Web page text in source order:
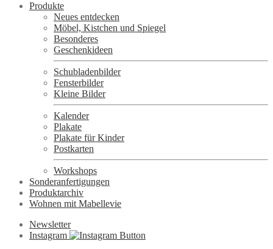
Produkte
Neues entdecken
Möbel, Kistchen und Spiegel
Besonderes
Geschenkideen
Schubladenbilder
Fensterbilder
Kleine Bilder
Kalender
Plakate
Plakate für Kinder
Postkarten
Workshops
Sonderanfertigungen
Produktarchiv
Wohnen mit Mabellevie
Newsletter
Instagram